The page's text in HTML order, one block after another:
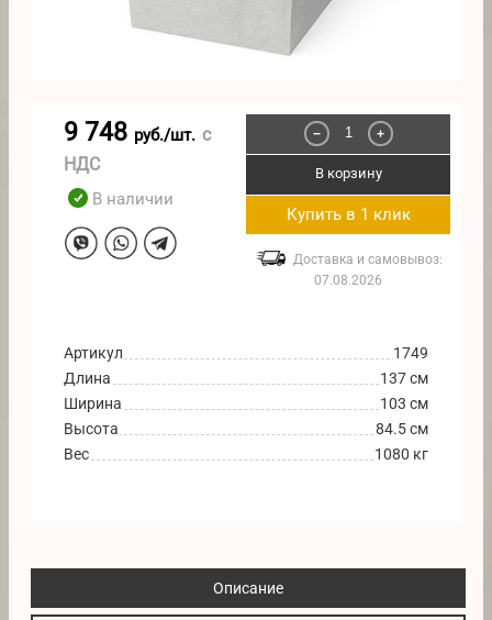
9 748 руб./шт. с
НДС
В наличии
− +
В корзину
Купить в 1 клик
Доставка и самовывоз:
07.08.2026
Артикул
1749
Длина
137 см
Ширина
103 см
Высота
84.5 см
Вес
1080 кг
Описание